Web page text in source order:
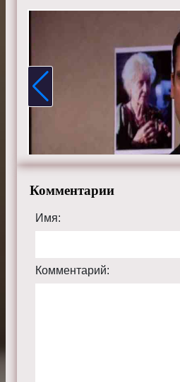
Комментарии
Имя:
Комментарий: